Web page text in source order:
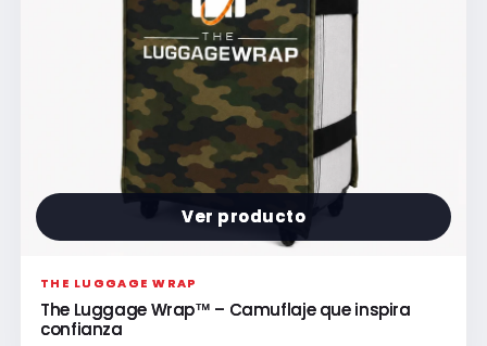
Ver producto
THE LUGGAGE WRAP
The Luggage Wrap™ – Camuflaje que inspira
confianza